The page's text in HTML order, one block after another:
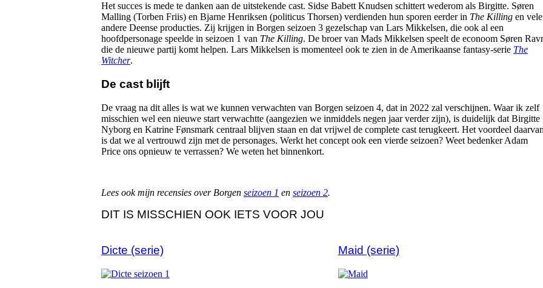
Het succes is mede te danken aan de uitstekende cast. Sidse Babett Knudsen schittert wederom als Birgitte. Søren
Malling (Torben Friis) en Bjarne Henriksen (politicus Thorsen) verdienden hun sporen eerder in The Killing en vele
andere Deense producties. Zij krijgen in Borgen seizoen 3 gezelschap van Lars Mikkelsen, die ook al een
hoofdpersonage speelde in seizoen 1 van The Killing. De broer van Mads Mikkelsen speelt de econoom Søren
die de nieuwe partij komt helpen. Lars Mikkelsen is momenteel ook te zien in de Amerikaanse fantasy-serie The
Witcher.
De cast blijft
De vraag na dit alles is wat we kunnen verwachten van Borgen seizoen 4, dat in 2022 zal verschijnen. Waar ik zelf
misschien wel een nieuwe start verwachtte (aangezien we inmiddels negen jaar verder zijn), is duidelijk dat Birgitte
Nyborg en Katrine Fønsmark centraal blijven staan en dat vrijwel de complete cast terugkeert. Het voordeel daarvan
is dat we al vertrouwd zijn met de personages. Werkt het concept ook een vierde seizoen? Weet bedenker Adam
Price ons opnieuw te verrassen? We weten het binnenkort.
Lees ook mijn recensies over Borgen seizoen 1 en seizoen 2.
DIT IS MISSCHIEN OOK IETS VOOR JOU
Dicte (serie) Maid (serie)